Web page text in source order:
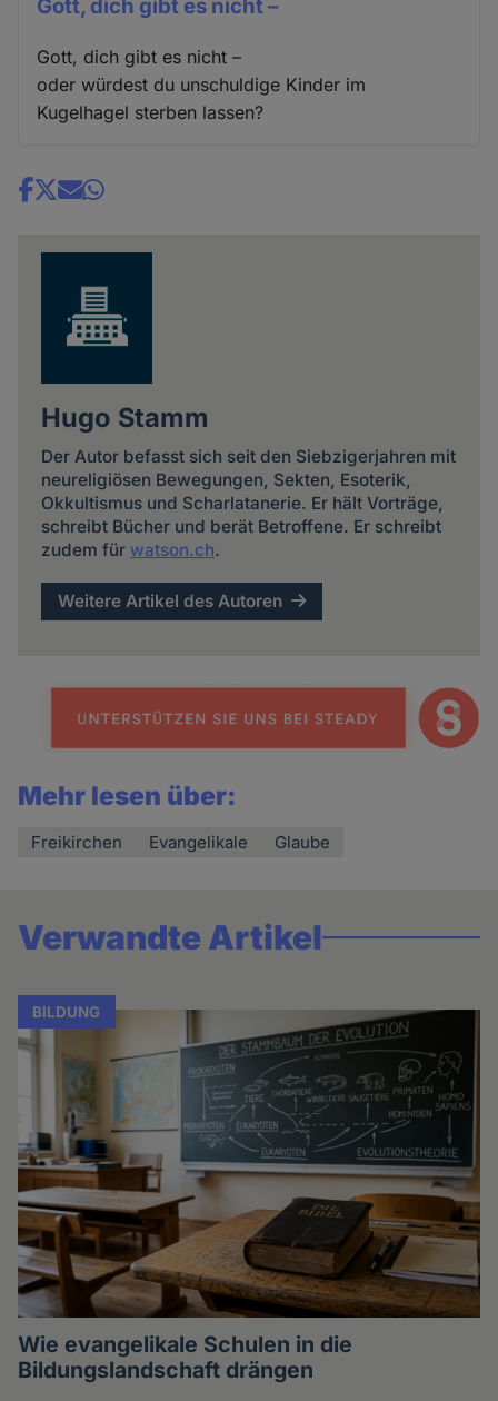
Gott, dich gibt es nicht –
Gott, dich gibt es nicht –
oder würdest du unschuldige Kinder im
Kugelhagel sterben lassen?
Share
Hugo Stamm
Der Autor befasst sich seit den Siebzigerjahren mit
neureligiösen Bewegungen, Sekten, Esoterik,
Okkultismus und Scharlatanerie. Er hält Vorträge,
schreibt Bücher und berät Betroffene. Er schreibt
zudem für watson.ch.
Weitere Artikel des Autoren
Mehr lesen über:
Freikirchen Evangelikale Glaube
Verwandte Artikel
BILDUNG
Wie evangelikale Schulen in die
Bildungslandschaft drängen